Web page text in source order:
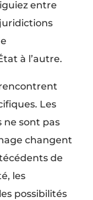
entre
à l’autre.
Les
ne sont pas
changent
de
les
possibilités